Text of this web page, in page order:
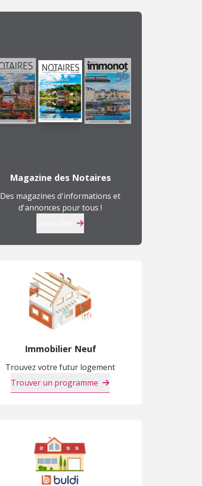
Magazine des Notaires
Des magazines d'informations et
d'annonces pour tous !
Immobilier Neuf
Trouvez votre futur logement
Trouver un programme